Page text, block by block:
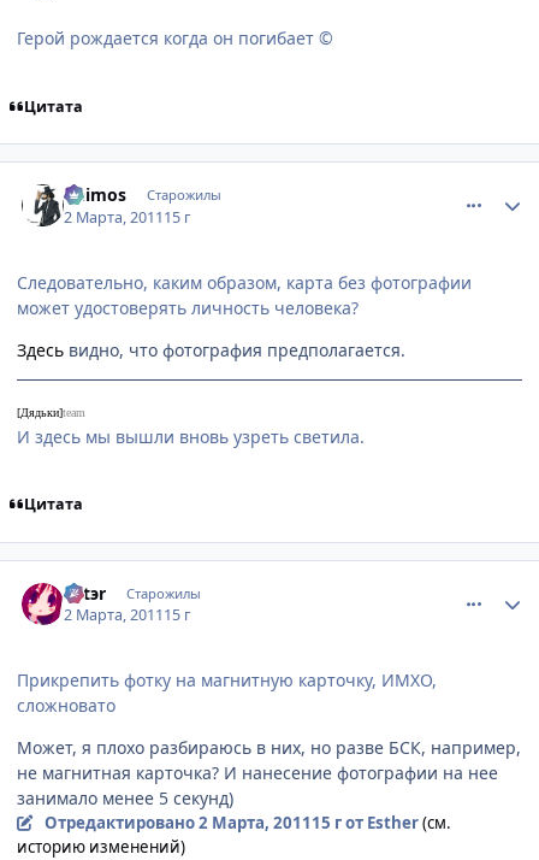
Герой рождается когда он погибает ©
Цитата
Deimos Старожилы
2 Марта, 201115 г
Следовательно, каким образом, карта без фотографии
может удостоверять личность человека?
Здесь видно, что фотография предполагается.
[Дядьки]team
И здесь мы вышли вновь узреть светила.
Цитата
Эstэr Старожилы
2 Марта, 201115 г
Прикрепить фотку на магнитную карточку, ИМХО,
сложновато
Может, я плохо разбираюсь в них, но разве БСК, например,
не магнитная карточка? И нанесение фотографии на нее
занимало менее 5 секунд)
Отредактировано2 Марта, 201115 гот Esther(см.
историю изменений)